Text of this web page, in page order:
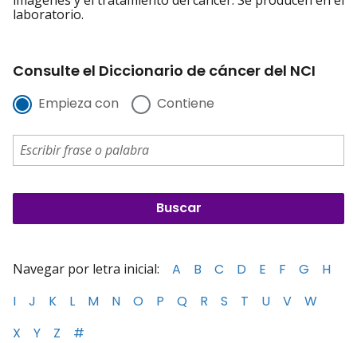
laboratorio.
Consulte el Diccionario de cáncer del NCI
Empieza con Contiene
Navegar por letra inicial: A B C D E F G
H
I
J K L M N O P Q R S T U V
W
X
Y Z #